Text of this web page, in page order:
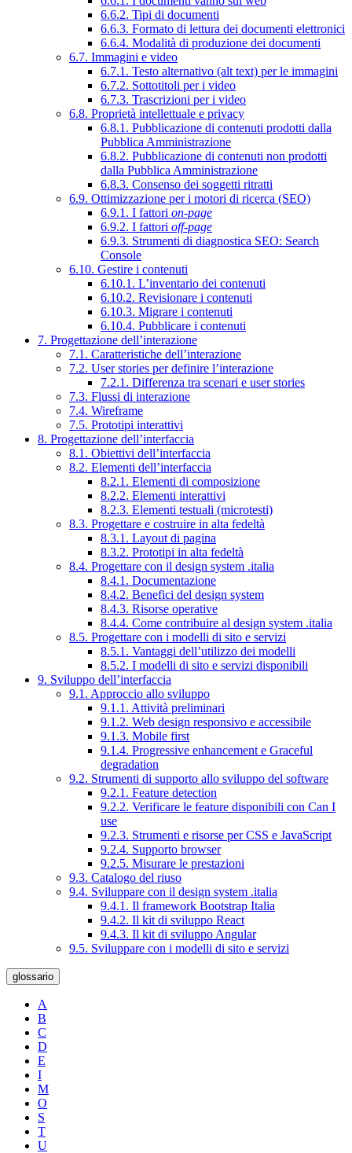
6.6.2. Tipi di documenti
6.6.3. Formato di lettura dei documenti elettronici
6.6.4. Modalità di produzione dei documenti
6.7. Immagini e video
6.7.1. Testo alternativo (alt text) per le immagini
6.7.2. Sottotitoli per i video
6.7.3. Trascrizioni per i video
6.8. Proprietà intellettuale e privacy
6.8.1. Pubblicazione di contenuti prodotti dalla
Pubblica Amministrazione
6.8.2. Pubblicazione di contenuti non prodotti
dalla Pubblica Amministrazione
6.8.3. Consenso dei soggetti ritratti
6.9. Ottimizzazione per i motori di ricerca (SEO)
6.9.1. I fattori on-page
6.9.2. I fattori off-page
6.9.3. Strumenti di diagnostica SEO: Search
Console
6.10. Gestire i contenuti
6.10.1. L’inventario dei contenuti
6.10.2. Revisionare i contenuti
6.10.3. Migrare i contenuti
6.10.4. Pubblicare i contenuti
7. Progettazione dell’interazione
7.1. Caratteristiche dell’interazione
7.2. User stories per definire l’interazione
7.2.1. Differenza tra scenari e user stories
7.3. Flussi di interazione
7.4. Wireframe
7.5. Prototipi interattivi
8. Progettazione dell’interfaccia
8.1. Obiettivi dell’interfaccia
8.2. Elementi dell’interfaccia
8.2.1. Elementi di composizione
8.2.2. Elementi interattivi
8.2.3. Elementi testuali (microtesti)
8.3. Progettare e costruire in alta fedeltà
8.3.1. Layout di pagina
8.3.2. Prototipi in alta fedeltà
8.4. Progettare con il design system .italia
8.4.1. Documentazione
8.4.2. Benefici del design system
8.4.3. Risorse operative
8.4.4. Come contribuire al design system .italia
8.5. Progettare con i modelli di sito e servizi
8.5.1. Vantaggi dell’utilizzo dei modelli
8.5.2. I modelli di sito e servizi disponibili
9. Sviluppo dell’interfaccia
9.1. Approccio allo sviluppo
9.1.1. Attività preliminari
9.1.2. Web design responsivo e accessibile
9.1.3. Mobile first
9.1.4. Progressive enhancement e Graceful
degradation
9.2. Strumenti di supporto allo sviluppo del software
9.2.1. Feature detection
9.2.2. Verificare le feature disponibili con Can I
use
9.2.3. Strumenti e risorse per CSS e JavaScript
9.2.4. Supporto browser
9.2.5. Misurare le prestazioni
9.3. Catalogo del riuso
9.4. Sviluppare con il design system .italia
9.4.1. Il framework Bootstrap Italia
9.4.2. Il kit di sviluppo React
9.4.3. Il kit di sviluppo Angular
9.5. Sviluppare con i modelli di sito e servizi
glossario
A
B
C
D
E
I
M
O
S
T
U